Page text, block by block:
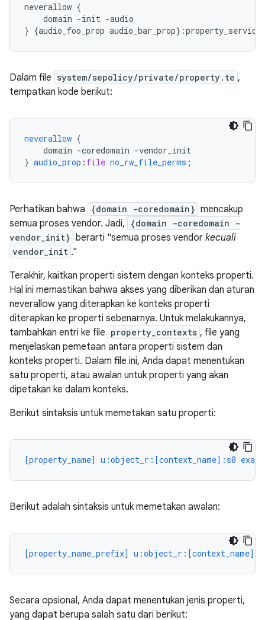
neverallow {
    domain -init -audio
Dalam file system/sepolicy/private/property.te ,
tempatkan kode berikut:
neverallow {
domain -coredomain -vendor_init
} audio_prop : file no_rw_file_perms ;
Perhatikan bahwa {domain -coredomain} mencakup
semua proses vendor. Jadi,
{domain -coredomain -
vendor_init}
berarti "semua proses vendor kecuali
vendor_init ."
Terakhir, kaitkan properti sistem dengan konteks properti.
Hal ini memastikan bahwa akses yang diberikan dan aturan
neverallow yang diterapkan ke konteks properti
diterapkan ke properti sebenarnya. Untuk melakukannya,
tambahkan entri ke file property_contexts , file yang
menjelaskan pemetaan antara properti sistem dan
konteks properti. Dalam file ini, Anda dapat menentukan
satu properti, atau awalan untuk properti yang akan
dipetakan ke dalam konteks.
Berikut sintaksis untuk memetakan satu properti:
[property_name] u:object_r:[context_name]:s0
Berikut adalah sintaksis untuk memetakan awalan:
[property_name_prefix]
Secara opsional, Anda dapat menentukan jenis properti,
yang dapat berupa salah satu dari berikut: